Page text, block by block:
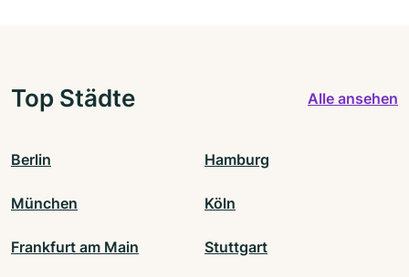
Top Städte Alle ansehen
Berlin Hamburg
München Köln
Frankfurt am Main Stuttgart